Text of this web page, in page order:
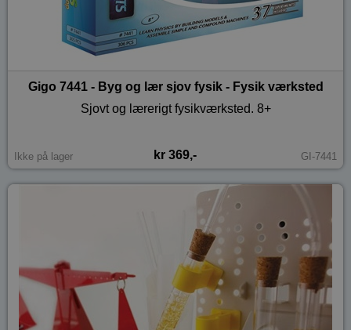
Gigo 7441 - Byg og lær sjov fysik - Fysik værksted
Sjovt og lærerigt fysikværksted. 8+
Ikke på lager kr 369,- GI-7441